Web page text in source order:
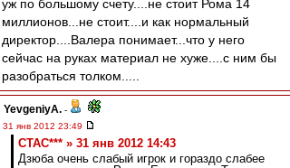
уж по большому счету....не стоит Рома 14
миллионов...не стоит....и как нормальный
директор....Валера понимает...что у него
сейчас на руках материал не хуже....с ним бы
разобраться толком.....
YevgeniyA. -
31 янв 2012 23:49
CTAC*** » 31 янв 2012 14:43
Дзюба очень слабый игрок и гораздо слабее